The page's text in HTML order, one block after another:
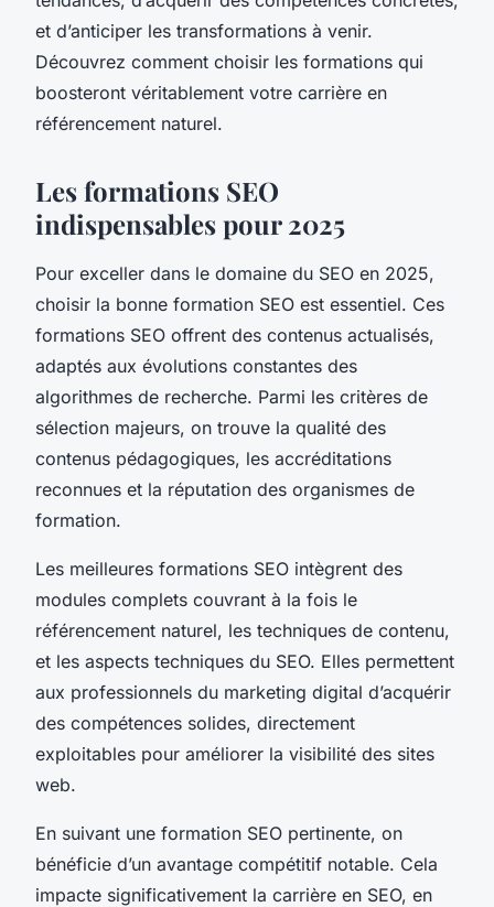
et d’anticiper les transformations à venir.
Découvrez comment choisir les formations qui
boosteront véritablement votre carrière en
référencement naturel.
Les formations SEO
indispensables pour 2025
Pour exceller dans le domaine du SEO en 2025,
choisir la bonne formation SEO est essentiel. Ces
formations SEO offrent des contenus actualisés,
adaptés aux évolutions constantes des
algorithmes de recherche. Parmi les critères de
sélection majeurs, on trouve la qualité des
contenus pédagogiques, les accréditations
reconnues et la réputation des organismes de
formation.
Les meilleures formations SEO intègrent des
modules complets couvrant à la fois le
référencement naturel, les techniques de contenu,
et les aspects techniques du SEO. Elles permettent
aux professionnels du marketing digital d’acquérir
des compétences solides, directement
exploitables pour améliorer la visibilité des sites
web.
En suivant une formation SEO pertinente, on
bénéficie d’un avantage compétitif notable. Cela
impacte significativement la carrière en SEO, en